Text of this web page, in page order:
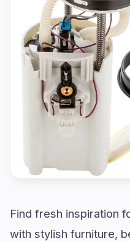
Find fresh inspiration
with stylish furniture,